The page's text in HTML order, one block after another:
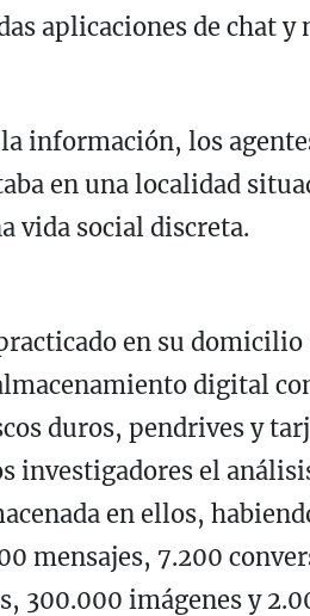
aplicaciones de chat y
información, los
en una localidad
vida social discreta.
en su
digital
duros, pendrives y
investigadores el
en ellos,
mensajes, 7.200
300.000 imágenes y